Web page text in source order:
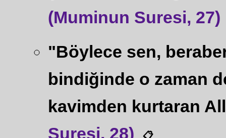
(Muminun Suresi, 27)
"Böylece sen,
bindiğinde o zaman
kavimden kurtaran
Suresi, 28)